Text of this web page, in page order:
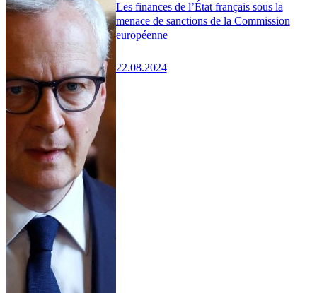
Les finances de l’État français sous la
menace de sanctions de la Commission
européenne
22.08.2024